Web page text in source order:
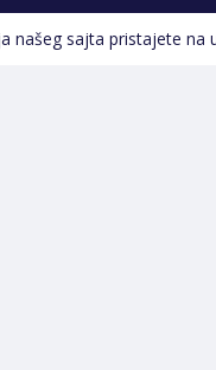
našeg sajta pristajete na